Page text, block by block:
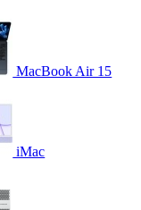
MacBook Air 15
iMac